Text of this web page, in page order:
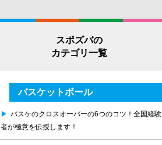
スポズバの
カテゴリ一覧
バスケットボール
▶ バスケのクロスオーバーの6つのコツ！全国経験
者が極意を伝授します！